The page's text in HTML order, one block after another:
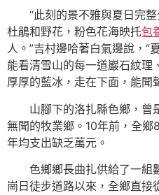
“此刻的景不雅與夏日完
杜鵑和野花，粉色花海映托包
人。”吉村邊哈著白氣邊說，“
能看清雪山的每一道巖石紋理
厚厚的藍冰，走在下面，能聞
山腳下的洛扎縣色鄉，曾
無聞的牧業鄉。10年前，全鄉
年均支出缺乏萬元。
色鄉鄉長曲扎供給了一組
崗日徒步道路以來，全鄉直接